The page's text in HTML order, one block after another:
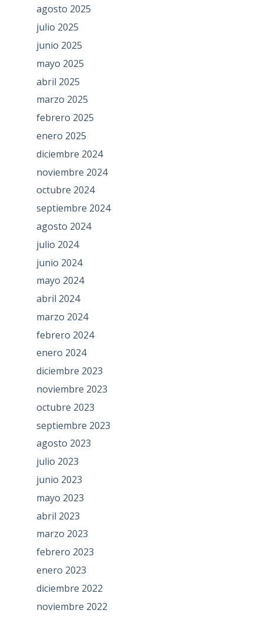
agosto 2025
julio 2025
junio 2025
mayo 2025
abril 2025
marzo 2025
febrero 2025
enero 2025
diciembre 2024
noviembre 2024
octubre 2024
septiembre 2024
agosto 2024
julio 2024
junio 2024
mayo 2024
abril 2024
marzo 2024
febrero 2024
enero 2024
diciembre 2023
noviembre 2023
octubre 2023
septiembre 2023
agosto 2023
julio 2023
junio 2023
mayo 2023
abril 2023
marzo 2023
febrero 2023
enero 2023
diciembre 2022
noviembre 2022